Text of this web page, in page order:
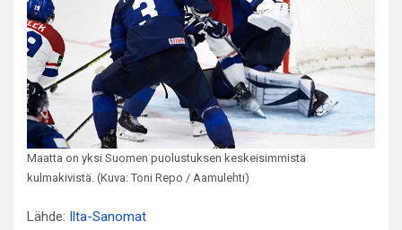
Maatta on yksi Suomen puolustuksen keskeisimmistä
kulmakivistä. (Kuva: Toni Repo / Aamulehti)
Lähde: Ilta-Sanomat